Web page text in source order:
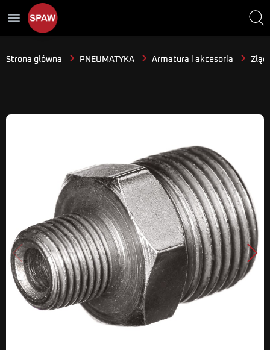
menu
Strona główna PNEUMATYKA Armatura i akcesoria
Poprzedni